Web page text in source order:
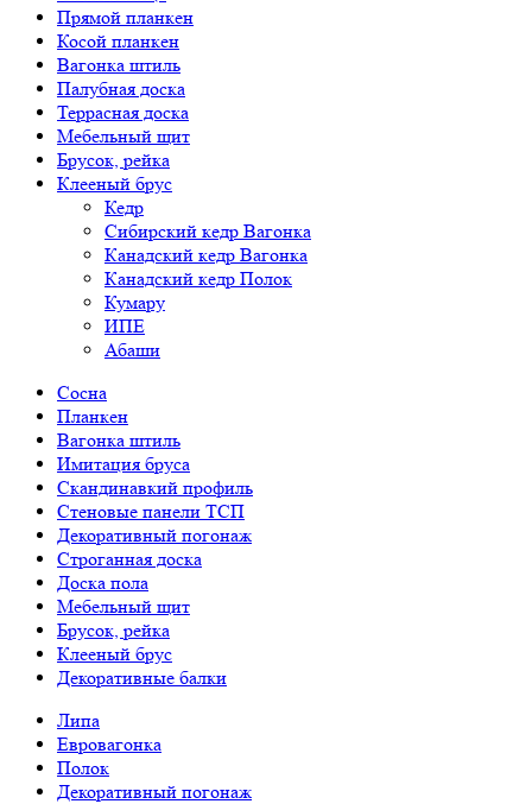
Прямой планкен
Косой планкен
Вагонка штиль
Палубная доска
Террасная доска
Мебельный щит
Брусок, рейка
Клееный брус
Кедр
Сибирский кедр Вагонка
Канадский кедр Вагонка
Канадский кедр Полок
Кумару
ИПЕ
Абаши
Сосна
Планкен
Вагонка штиль
Имитация бруса
Скандинавкий профиль
Стеновые панели ТСП
Декоративный погонаж
Строганная доска
Доска пола
Мебельный щит
Брусок, рейка
Клееный брус
Декоративные балки
Липа
Евровагонка
Полок
Декоративный погонаж